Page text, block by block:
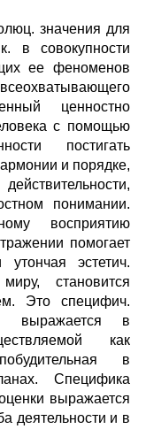
значения для
в совокупности
ее феноменов
ценностно
с помощью
постигать
и порядке,
понимании.
восприятию
помогает
эстетич.
становится
Это специфич.
выражается в
как
в
Специфика
выражается
деятельности и в